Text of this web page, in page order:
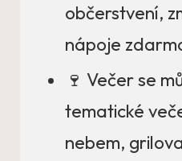
občerstvení,
nápoje
🍷 Večer se
tematické
nebem,